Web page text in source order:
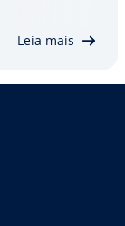
Leia mais